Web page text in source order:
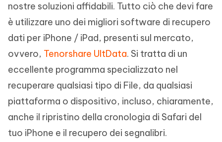
nostre soluzioni affidabili. Tutto ciò che devi fare
è utilizzare uno dei migliori software di recupero
dati per iPhone / iPad, presenti sul mercato,
ovvero, Tenorshare UltData. Si tratta di un
eccellente programma specializzato nel
recuperare qualsiasi tipo di File, da qualsiasi
piattaforma o dispositivo, incluso, chiaramente,
anche il ripristino della cronologia di Safari del
tuo iPhone e il recupero dei segnalibri.